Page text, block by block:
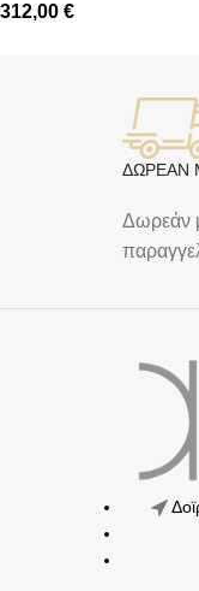
312,00 €
ΔΩΡΕΑΝ
Δωρεάν